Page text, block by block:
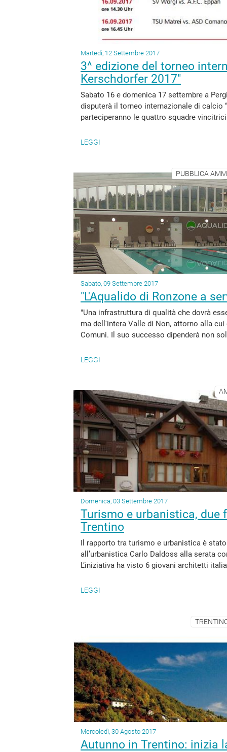
Martedì, 12 Settembre 2017
3^ edizione del torneo
Kerschdorfer 2017"
Sabato 16 e domenica 17 settembre a
disputerà il torneo internazionale di calcio
parteciperanno le quattro squadre
LEGGI
PUBBLICA
Sabato, 09 Settembre 2017
"L'Aqualido di Ronzone a
"Una infrastruttura di qualità che dovrà
ma dell'intera Valle di Non, attorno alla
Comuni. Il suo successo dipenderà non
LEGGI
Domenica, 03 Settembre 2017
Turismo e urbanistica,
Trentino
Il rapporto tra turismo e urbanistica è
all’urbanistica Carlo Daldoss alla serata
L’iniziativa ha visto 6 giovani architetti
LEGGI
Mercoledì, 30 Agosto 2017
Autunno in Trentino: inizia